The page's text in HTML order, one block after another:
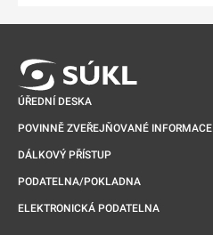
ÚŘEDNÍ DESKA
POVINNĚ ZVEŘEJŇOVANÉ INFORMACE
DÁLKOVÝ PŘÍSTUP
PODATELNA/POKLADNA
ELEKTRONICKÁ PODATELNA